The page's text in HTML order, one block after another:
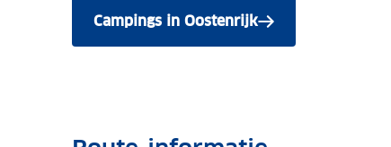
Campings in Oostenrijk